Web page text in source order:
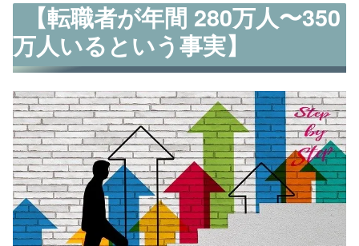
【転職者が年間 280万人〜350
万人いるという事実】